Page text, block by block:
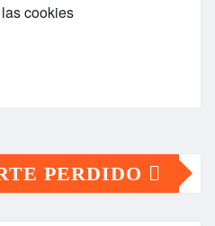
cookies
PERDIDO